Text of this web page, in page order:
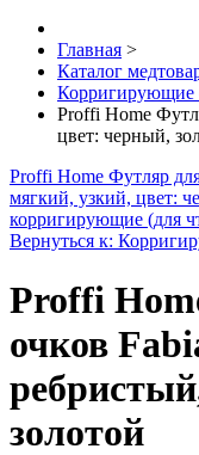
Главная >
Каталог
Корригирующие
Proffi Home
цвет: черный,
Proffi Home Футляр
мягкий, узкий, цвет:
корригирующие (для
Вернуться к:
Proffi
очков
золотой